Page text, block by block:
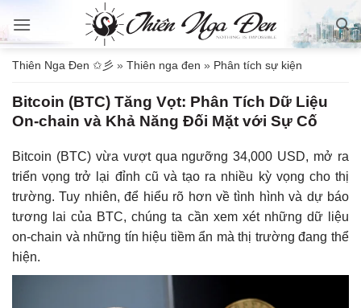
qua
dungThiên Nga Đen ✩彡 » Thiên nga đen » Phân tích sự kiện
Bitcoin (BTC) Tăng Vọt: Phân Tích Dữ Liệu
On-chain và Khả Năng Đối Mặt với Sự Cố
Bitcoin (BTC) vừa vượt qua ngưỡng 34,000 USD, mở ra
triển vọng trở lại đỉnh cũ và tạo ra nhiều kỳ vọng cho thị
trường. Tuy nhiên, để hiểu rõ hơn về tình hình và dự báo
tương lai của BTC, chúng ta cần xem xét những dữ liệu
on-chain và những tín hiệu tiềm ẩn mà thị trường đang thể
hiện.